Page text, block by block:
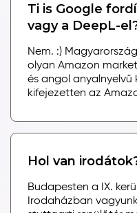
Ti is Google
vagy a DeepL-
Nem. :)
olyan Amazon
és angol anyalnyelvű
kifejezetten az
Hol van
Budapesten a IX.
Irodaházban